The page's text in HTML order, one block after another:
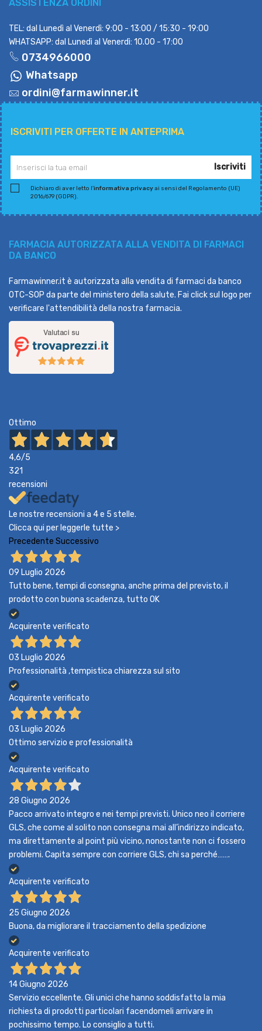
ASSISTENZA ORDINI
TEL: dal Lunedì al Venerdì: 9:00 - 13:00 / 15:30 - 19:00
WHATSAPP: dal Lunedì al Venerdì: 10.00 - 17:00
0734966000
Whatsapp
ordini@farmawinner.it
ISCRIVITI PER OFFERTE IN ANTEPRIMA
Iscriviti
Dichiaro di aver letto l'informativa privacyai sensi del Regolamento (UE)
2016/679 (GDPR).
FARMACIA AUTORIZZATA ALLA VENDITA DI FARMACI
DA BANCO
Farmawinner.it è autorizzata alla vendita di farmaci da banco
OTC-SOP da parte del ministero della salute. Fai click sul logo per
verificare l'attendibilità della nostra farmacia.
Ottimo
4,6/5
321
recensioni
Le nostre recensioni a 4 e 5 stelle.
Clicca qui per leggerle tutte >
Precedente Successivo
09 Luglio 2026
Tutto bene, tempi di consegna, anche prima del previsto, il
prodotto con buona scadenza, tutto OK
Acquirente verificato
03 Luglio 2026
Professionalità ,tempistica chiarezza sul sito
Acquirente verificato
03 Luglio 2026
Ottimo servizio e professionalità
Acquirente verificato
28 Giugno 2026
Pacco arrivato integro e nei tempi previsti. Unico neo il corriere
GLS, che come al solito non consegna mai all’indirizzo indicato,
ma direttamente al point più vicino, nonostante non ci fossero
problemi. Capita sempre con corriere GLS, chi sa perché…….
Acquirente verificato
25 Giugno 2026
Buona, da migliorare il tracciamento della spedizione
Acquirente verificato
14 Giugno 2026
Servizio eccellente. Gli unici che hanno soddisfatto la mia
richiesta di prodotti particolari facendomeli arrivare in
pochissimo tempo. Lo consiglio a tutti.